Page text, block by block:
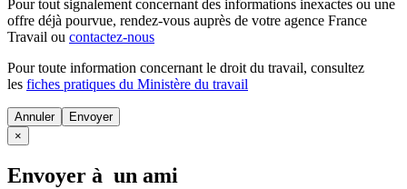
Pour tout signalement concernant des informations inexactes ou une
offre déjà pourvue, rendez-vous auprès de votre agence France
Travail ou contactez-nous
Pour toute information concernant le droit du travail, consultez
les fiches pratiques du Ministère du travail
Annuler
×
Envoyer à un ami